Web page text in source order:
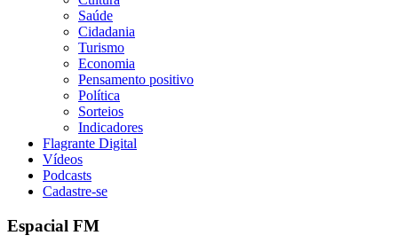
Saúde
Cidadania
Turismo
Economia
Pensamento positivo
Política
Sorteios
Indicadores
Flagrante Digital
Vídeos
Podcasts
Cadastre-se
Espacial FM